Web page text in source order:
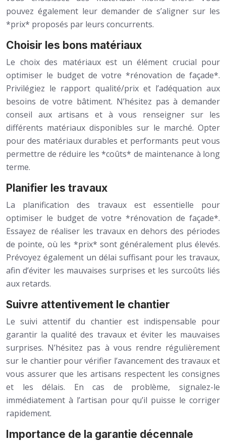
pouvez également leur demander de s’aligner sur les
*prix* proposés par leurs concurrents.
Choisir les bons matériaux
Le choix des matériaux est un élément crucial pour
optimiser le budget de votre *rénovation de façade*.
Privilégiez le rapport qualité/prix et l’adéquation aux
besoins de votre bâtiment. N’hésitez pas à demander
conseil aux artisans et à vous renseigner sur les
différents matériaux disponibles sur le marché. Opter
pour des matériaux durables et performants peut vous
permettre de réduire les *coûts* de maintenance à long
terme.
Planifier les travaux
La planification des travaux est essentielle pour
optimiser le budget de votre *rénovation de façade*.
Essayez de réaliser les travaux en dehors des périodes
de pointe, où les *prix* sont généralement plus élevés.
Prévoyez également un délai suffisant pour les travaux,
afin d’éviter les mauvaises surprises et les surcoûts liés
aux retards.
Suivre attentivement le chantier
Le suivi attentif du chantier est indispensable pour
garantir la qualité des travaux et éviter les mauvaises
surprises. N’hésitez pas à vous rendre régulièrement
sur le chantier pour vérifier l’avancement des travaux et
vous assurer que les artisans respectent les consignes
et les délais. En cas de problème, signalez-le
immédiatement à l’artisan pour qu’il puisse le corriger
rapidement.
Importance de la garantie décennale